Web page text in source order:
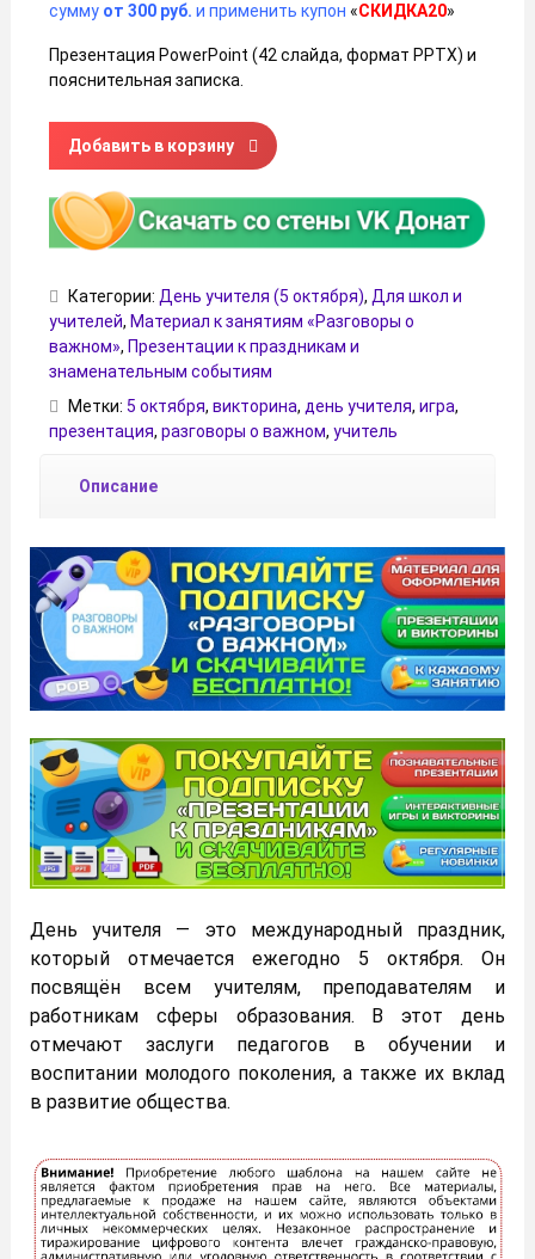
сумму от 300 руб. и применить купон «СКИДКА20»
Презентация PowerPoint (42 слайда, формат PPTX) и
пояснительная записка.
Количество товара Интеллектуальная викторина ко
Добавить в корзину
Категории: День учителя (5 октября), Для школ и
учителей, Материал к занятиям «Разговоры о
важном», Презентации к праздникам и
знаменательным событиям
Метки: 5 октября, викторина, день учителя, игра,
презентация, разговоры о важном, учитель
Описание
День учителя — это международный праздник,
который отмечается ежегодно 5 октября. Он
посвящён всем учителям, преподавателям и
работникам сферы образования. В этот день
отмечают заслуги педагогов в обучении и
воспитании молодого поколения, а также их вклад
в развитие общества.